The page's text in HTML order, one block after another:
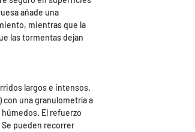
añade una
mientras que la
las tormentas dejan
largos e intensos.
con una granulometría a
El refuerzo
pueden recorrer